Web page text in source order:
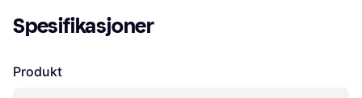
Spesifikasjoner
Produkt